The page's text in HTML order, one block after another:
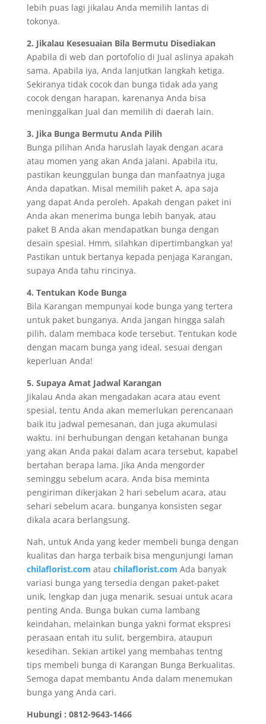
lebih puas lagi jikalau Anda memilih lantas di
tokonya.
2. Jikalau Kesesuaian Bila Bermutu Disediakan
Apabila di web dan portofolio di Jual aslinya apakah
sama. Apabila iya, Anda lanjutkan langkah ketiga.
Sekiranya tidak cocok dan bunga tidak ada yang
cocok dengan harapan, karenanya Anda bisa
meninggalkan Jual dan memilih di daerah lain.
3. Jika Bunga Bermutu Anda Pilih
Bunga pilihan Anda haruslah layak dengan acara
atau momen yang akan Anda jalani. Apabila itu,
pastikan keunggulan bunga dan manfaatnya juga
Anda dapatkan. Misal memilih paket A, apa saja
yang dapat Anda peroleh. Apakah dengan paket ini
Anda akan menerima bunga lebih banyak, atau
paket B Anda akan mendapatkan bunga dengan
desain spesial. Hmm, silahkan dipertimbangkan ya!
Pastikan untuk bertanya kepada penjaga Karangan,
supaya Anda tahu rincinya.
4. Tentukan Kode Bunga
Bila Karangan mempunyai kode bunga yang tertera
untuk paket bunganya. Anda jangan hingga salah
pilih, dalam membaca kode tersebut. Tentukan kode
dengan macam bunga yang ideal, sesuai dengan
keperluan Anda!
5. Supaya Amat Jadwal Karangan
Jikalau Anda akan mengadakan acara atau event
spesial, tentu Anda akan memerlukan perencanaan
baik itu jadwal pemesanan, dan juga akumulasi
waktu. ini berhubungan dengan ketahanan bunga
yang akan Anda pakai dalam acara tersebut, kapabel
bertahan berapa lama. Jika Anda mengorder
seminggu sebelum acara. Anda bisa meminta
pengiriman dikerjakan 2 hari sebelum acara, atau
sehari sebelum acara. bunganya konsisten segar
dikala acara berlangsung.
Nah, untuk Anda yang keder membeli bunga dengan
kualitas dan harga terbaik bisa mengunjungi laman
chilaflorist.com atau chilaflorist.com Ada banyak
variasi bunga yang tersedia dengan paket-paket
unik, lengkap dan juga menarik. sesuai untuk acara
penting Anda. Bunga bukan cuma lambang
keindahan, melainkan bunga yakni format ekspresi
perasaan entah itu sulit, bergembira, ataupun
kesedihan. Sekian artikel yang membahas tentng
tips membeli bunga di Karangan Bunga Berkualitas.
Semoga dapat membantu Anda dalam menemukan
bunga yang Anda cari.
Hubungi : 0812-9643-1466